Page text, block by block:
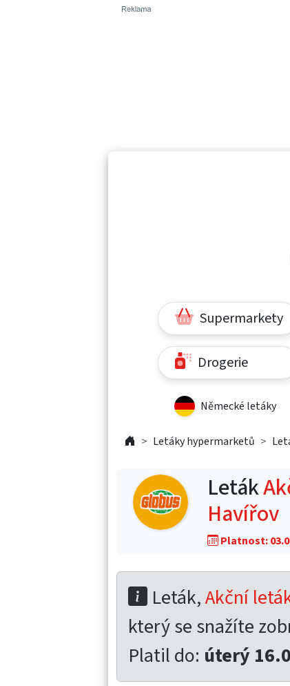
Supermarkety
Drogerie
Německé letáky
Letáky hypermarketů
Leták
Havířov
Platnost:
Leták,Akční
který se snažíte
Platil do: úterý